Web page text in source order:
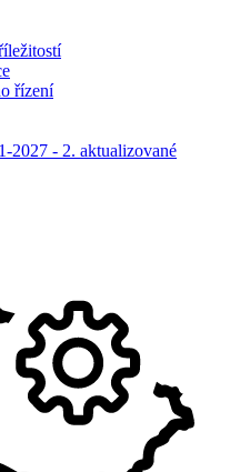
řízení
2027 - 2. aktualizované